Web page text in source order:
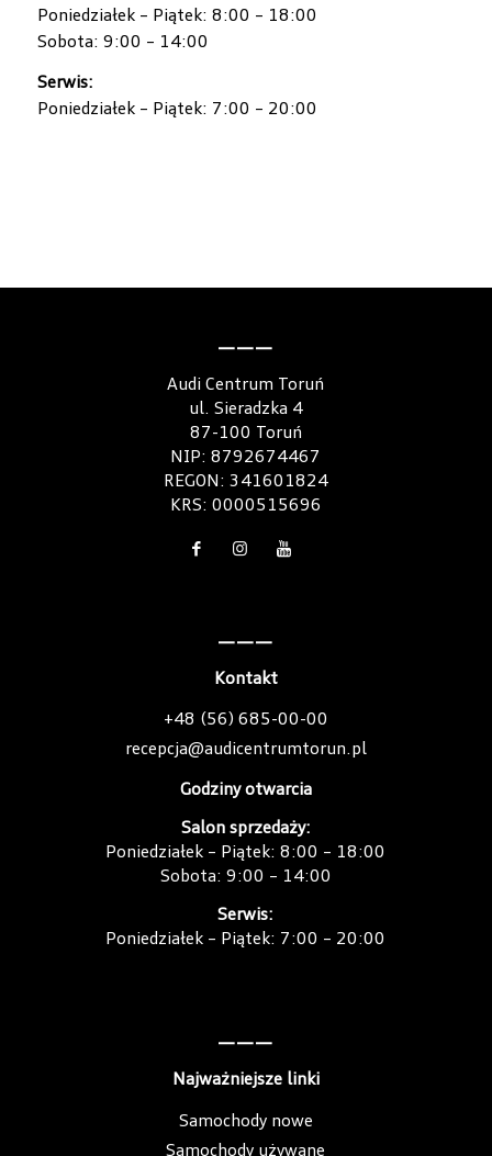
Poniedziałek – Piątek: 8:00 – 18:00
Sobota: 9:00 – 14:00
Serwis:
Poniedziałek – Piątek: 7:00 – 20:00
———
Audi Centrum Toruń
ul. Sieradzka 4
87-100 Toruń
NIP: 8792674467
REGON: 341601824
KRS: 0000515696
———
Kontakt
+48 (56) 685-00-00
recepcja@audicentrumtorun.pl
Godziny otwarcia
Salon sprzedaży:
Poniedziałek – Piątek: 8:00 – 18:00
Sobota: 9:00 – 14:00
Serwis:
Poniedziałek – Piątek: 7:00 – 20:00
———
Najważniejsze linki
Samochody nowe
Samochody używane